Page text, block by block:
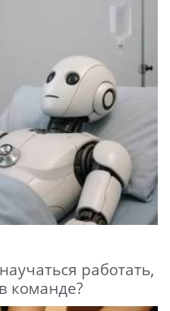
работать,
команде?